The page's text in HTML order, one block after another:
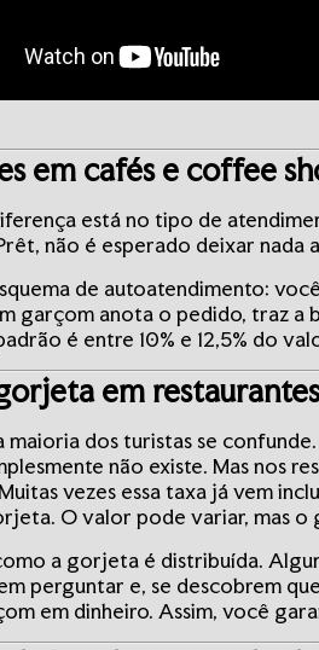
em cafés e coffee
está no tipo de
não é esperado deixar nada
de autoatendimento:
garçom anota o pedido, traz
é entre 10% e 12,5% do
em
maioria dos turistas se
não existe. Mas nos
vezes essa taxa já vem
O valor pode variar, mas o
a gorjeta é distribuída.
perguntar e, se descobrem
em dinheiro. Assim, você